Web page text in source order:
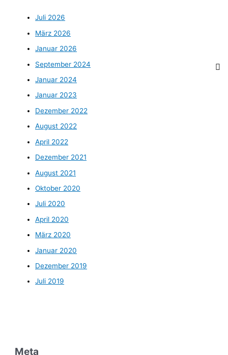
Juli 2026
März 2026
Januar 2026
September 2024
Januar 2024
Januar 2023
Dezember 2022
August 2022
April 2022
Dezember 2021
August 2021
Oktober 2020
Juli 2020
April 2020
März 2020
Januar 2020
Dezember 2019
Juli 2019
Meta